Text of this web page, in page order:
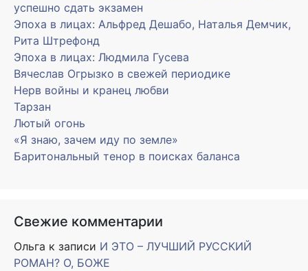
успешно сдать экзамен
Эпоха в лицах: Альфред Дешабо, Наталья Демчик,
Рита Штрефонд
Эпоха в лицах: Людмила Гусева
Вячеслав Огрызко в свежей периодике
Нерв войны и кранец любви
Тарзан
Лютый огонь
«Я знаю, зачем иду по земле»
Баритональный тенор в поисках баланса
Свежие комментарии
Ольга к записи И ЭТО – ЛУЧШИЙ РУССКИЙ
РОМАН? О, БОЖЕ